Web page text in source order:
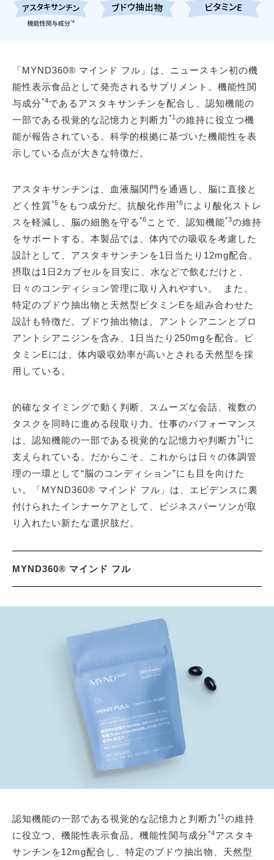
「MYND360® マインド フル」は、ニュースキン初の機
能性表示食品として発売されるサプリメント。機能性関
与成分*4であるアスタキサンチンを配合し、認知機能の
一部である視覚的な記憶力と判断力 *1 の維持に役立つ機
能が報告されている。科学的根拠に基づいた機能性を表
示している点が大きな特徴だ。
アスタキサンチンは、血液脳関門を通過し、脳に直接と
どく性質*5 をもつ成分だ。抗酸化作用*6により酸化ストレ
スを軽減し、脳の細胞を守る *6 ことで、認知機能*3の維持
をサポートする。本製品では、体内での吸収を考慮した
設計として、アスタキサンチンを1日当たり12mg配合。
摂取は1日2カプセルを目安に、水などで飲むだけと、
日々のコンディション管理に取り入れやすい。 また、
特定のブドウ抽出物と天然型ビタミンEを組み合わせた
設計も特徴だ。ブドウ抽出物は、アントシアニンとプロ
アントシアニジンを含み、1日当たり250mgを配合。ビ
タミンEには、体内吸収効率が高いとされる天然型を採
用している。
的確なタイミングで動く判断、スムーズな会話、複数の
タスクを同時に進める段取り力。仕事のパフォーマンス
は、認知機能の一部である視覚的な記憶力や判断力 *1 に
支えられている。だからこそ、これからは日々の体調管
理の一環として“脳のコンディション”にも目を向けた
い。「MYND360® マインド フル」は、エビデンスに裏
付けられたインナーケアとして、ビジネスパーソンが取
り入れたい新たな選択肢だ。
MYND360® マインド フル
認知機能の一部である視覚的な記憶力と判断力 *1 の維持
に役立つ、機能性表示食品。機能性関与成分*4アスタキ
サンチンを12mg配合し、特定のブドウ抽出物、天然型